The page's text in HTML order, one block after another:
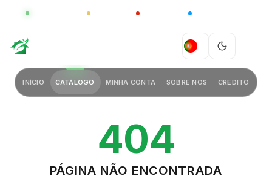
CHINA
PT
INÍCIO CATÁLOGO MINHA CONTA SOBRE NÓS CRÉDITO
404
PÁGINA NÃO ENCONTRADA